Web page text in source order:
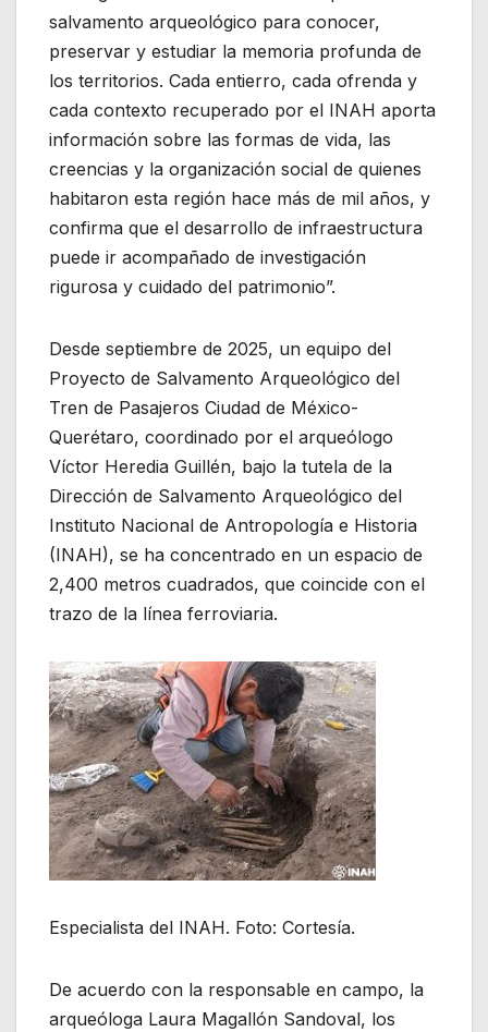
salvamento arqueológico para conocer,
preservar y estudiar la memoria profunda de
los territorios. Cada entierro, cada ofrenda y
cada contexto recuperado por el INAH aporta
información sobre las formas de vida, las
creencias y la organización social de quienes
habitaron esta región hace más de mil años, y
confirma que el desarrollo de infraestructura
puede ir acompañado de investigación
rigurosa y cuidado del patrimonio”.
Desde septiembre de 2025, un equipo del
Proyecto de Salvamento Arqueológico del
Tren de Pasajeros Ciudad de México-
Querétaro, coordinado por el arqueólogo
Víctor Heredia Guillén, bajo la tutela de la
Dirección de Salvamento Arqueológico del
Instituto Nacional de Antropología e Historia
(INAH), se ha concentrado en un espacio de
2,400 metros cuadrados, que coincide con el
trazo de la línea ferroviaria.
Especialista del INAH. Foto: Cortesía.
De acuerdo con la responsable en campo, la
arqueóloga Laura Magallón Sandoval, los